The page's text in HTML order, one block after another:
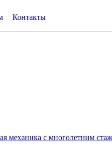
Контакты
механика с многолетним